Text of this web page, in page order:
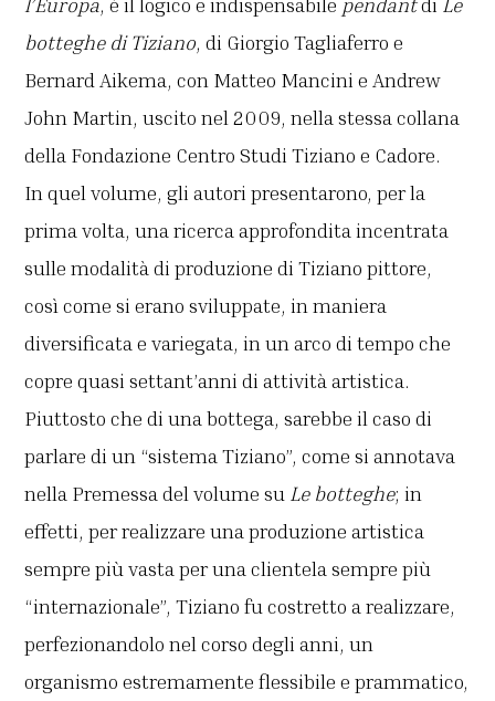
botteghe di Tiziano, di Giorgio Tagliaferro e
Bernard Aikema, con Matteo Mancini e Andrew
John Martin, uscito nel 2009, nella stessa collana
della Fondazione Centro Studi Tiziano e Cadore.
In quel volume, gli autori presentarono, per la
prima volta, una ricerca approfondita incentrata
sulle modalità di produzione di Tiziano pittore,
così come si erano sviluppate, in maniera
diversificata e variegata, in un arco di tempo che
copre quasi settant’anni di attività artistica.
Piuttosto che di una bottega, sarebbe il caso di
parlare di un “sistema Tiziano”, come si annotava
nella Premessa del volume su Le botteghe; in
effetti, per realizzare una produzione artistica
sempre più vasta per una clientela sempre più
“internazionale”, Tiziano fu costretto a realizzare,
perfezionandolo nel corso degli anni, un
organismo estremamente flessibile e prammatico,